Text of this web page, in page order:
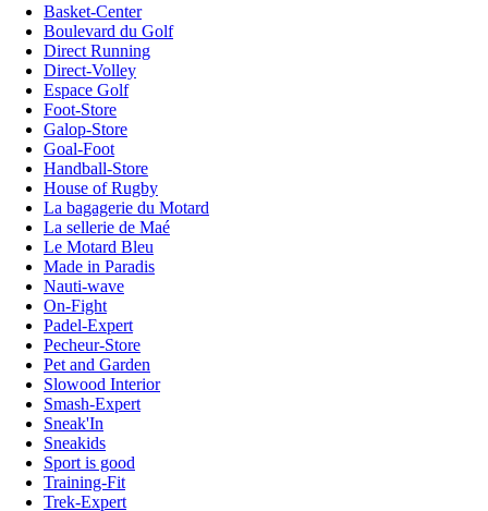
Basket-Center
Boulevard du Golf
Direct Running
Direct-Volley
Espace Golf
Foot-Store
Galop-Store
Goal-Foot
Handball-Store
House of Rugby
La bagagerie du Motard
La sellerie de Maé
Le Motard Bleu
Made in Paradis
Nauti-wave
On-Fight
Padel-Expert
Pecheur-Store
Pet and Garden
Slowood Interior
Smash-Expert
Sneak'In
Sneakids
Sport is good
Training-Fit
Trek-Expert